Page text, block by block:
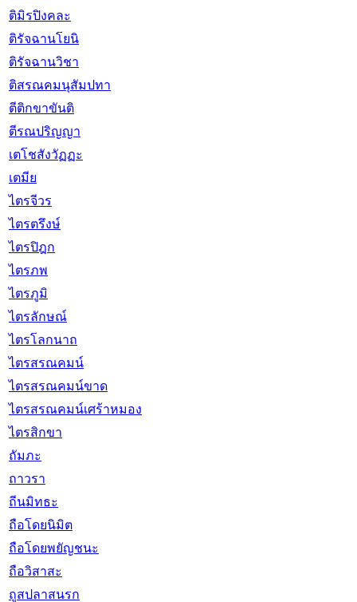
ติมิรปิงคละ
ติรัจฉานโยนิ
ติรัจฉานวิชา
ติสรณคมนุสัมปทา
ตีติกขาขันติ
ตีรณปริญญา
เตโชสังวัฏฏะ
เตมีย
ไตรจีวร
ไตรตรึงษ์
ไตรปิฎก
ไตรภพ
ไตรภูมิ
ไตรลักษณ์
ไตรโลกนาถ
ไตรสรณคมน์
ไตรสรณคมน์ขาด
ไตรสรณคมน์เศร้าหมอง
ไตรสิกขา
ถัมภะ
ถาวรา
ถีนมิทธะ
ถือโดยนิมิต
ถือโดยพยัญชนะ
ถือวิสาสะ
ถูสปลาสนรก